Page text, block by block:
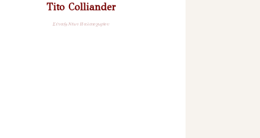
Tito Colliander
Σύναξη Νέων Παλαιοχωρίου